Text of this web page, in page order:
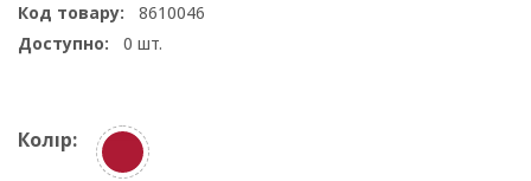
Код товару:
8610046
Доступно:
0 шт.
Колір: